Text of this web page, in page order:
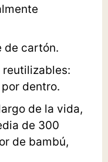
de cartón.
:
dentro.
de la vida,
de 300
de bambú,